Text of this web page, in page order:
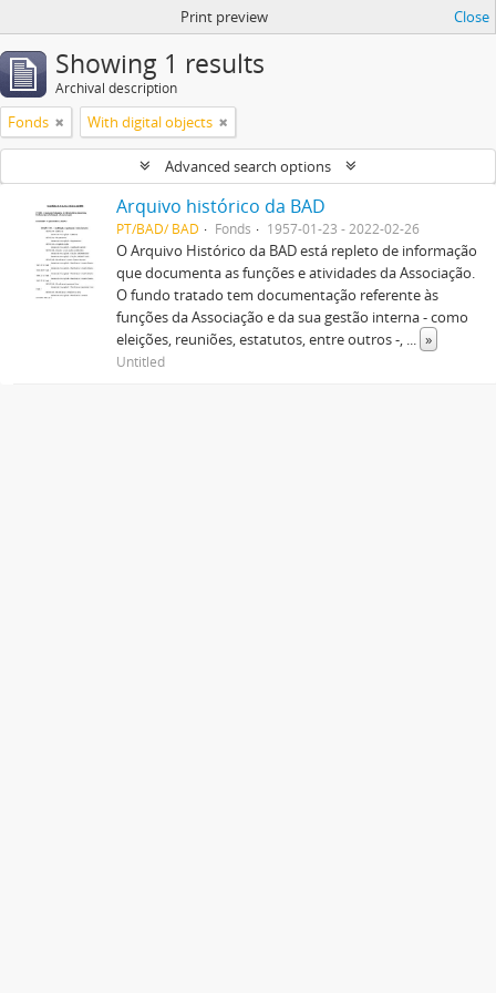
Print preview Close
Showing 1 results
Archival description
Fonds With digital objects
Advanced search options
Arquivo histórico da BAD
PT/BAD/ BAD Fonds 1957-01-23 - 2022-02-26
O Arquivo Histórico da BAD está repleto de informação
que documenta as funções e atividades da Associação.
O fundo tratado tem documentação referente às
funções da Associação e da sua gestão interna - como
eleições, reuniões, estatutos, entre outros -, ... »
Untitled